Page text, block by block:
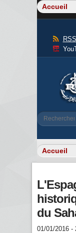
RSS
Rechercher
du
01/01/2016 -